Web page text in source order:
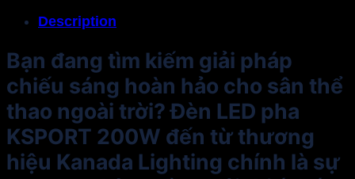
Description
Bạn đang tìm kiếm giải pháp
chiếu sáng hoàn hảo cho sân thể
thao ngoài trời? Đèn LED pha
KSPORT 200W đến từ thương
hiệu Kanada Lighting chính là sự